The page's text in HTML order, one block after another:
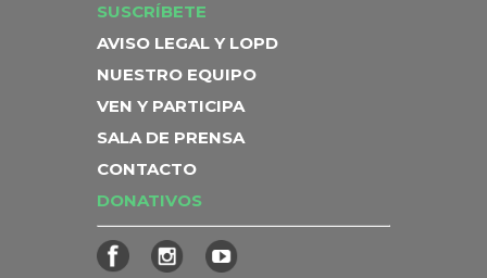
SUSCRÍBETE
AVISO LEGAL Y LOPD
NUESTRO EQUIPO
VEN Y PARTICIPA
SALA DE PRENSA
CONTACTO
DONATIVOS